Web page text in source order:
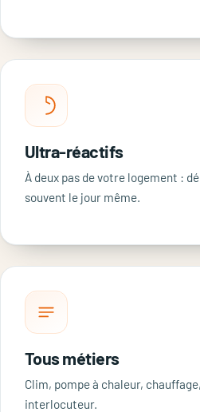
Ultra-réactifs
À deux pas de votre logement :
souvent le jour même.
Tous métiers
Clim, pompe à chaleur,
interlocuteur.